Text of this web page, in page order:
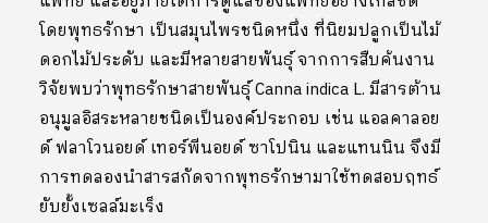
โดยพุทธรักษา เป็นสมุนไพรชนิดหนึ่ง ที่นิยมปลูกเป็นไม้
ดอกไม้ประดับ และมีหลายสายพันธุ์ จากการสืบค้นงาน
วิจัยพบว่าพุทธรักษาสายพันธุ์ Canna indica L. มีสารต้าน
อนุมูลอิสระหลายชนิดเป็นองค์ประกอบ เช่น แอลคาลอย
ด์ ฟลาโวนอยด์ เทอร์พีนอยด์ ซาโปนิน และแทนนิน จึงมี
การทดลองนำสารสกัดจากพุทธรักษามาใช้ทดสอบฤทธ์
ยับยั้งเซลล์มะเร็ง